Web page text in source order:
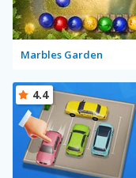
Marbles Garden
4.4